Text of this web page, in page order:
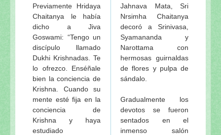
Previamente Hridaya
Chaitanya le había
dicho a Jiva
Goswami: “Tengo un
discípulo llamado
Dukhi Krishnadas. Te
lo ofrezco. Enséñale
bien la conciencia de
Krishna. Cuando su
mente esté fija en la
conciencia de
Krishna y haya
estudiado
Jahnava Mata, Sri
Nrsimha Chaitanya
decoró a Srinivasa,
Syamananda y
Narottama con
hermosas guirnaldas
de flores y pulpa de
sándalo.
Gradualmente los
devotos se fueron
sentados en el
inmenso salón